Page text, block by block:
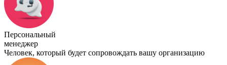
Персональный
менеджер
Человек, который будет сопровождать вашу организацию